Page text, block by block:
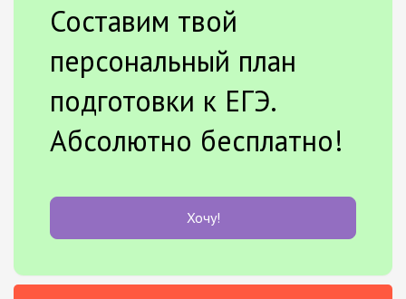
Составим твой
персональный план
подготовки к ЕГЭ.
Абсолютно бесплатно!
Хочу!